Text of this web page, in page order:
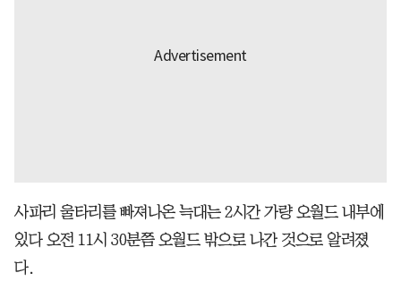
사파리 울타리를 빠져나온 늑대는 2시간 가량 오월드 내부에
있다 오전 11시 30분쯤 오월드 밖으로 나간 것으로 알려졌
다.